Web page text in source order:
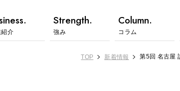
介
Strength.
強み
Column.
コラム
TOP 新着情報 第5回 名古屋